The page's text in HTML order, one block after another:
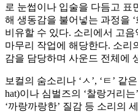
로 눈썹이나 입술을 다듬고 표
해 생동감을 불어넣는 과정을 ‘
비유할 수 있다. 소리에서 고음
마무리 작업에 해당한다. 소리
감을 담당하며 사운드 전체에
보컬의 숨소리나 ‘ㅅ’, ‘ㅌ’ 같
hat)이나 심벌즈의 ‘찰랑거리
‘까랑까랑한’ 질감 등 소리의